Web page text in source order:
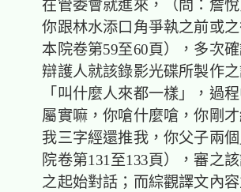
在管委會就進來，（問：詹
你跟林水添口角爭執之前或
本院卷第59至60頁），多次
辯護人就該錄影光碟所製作
「叫什麼人來都一樣」，過
屬實嘛，你嗆什麼嗆，你剛
我三字經還推我，你父子兩
院卷第131至133頁），審之
之起始對話；而綜觀譯文內